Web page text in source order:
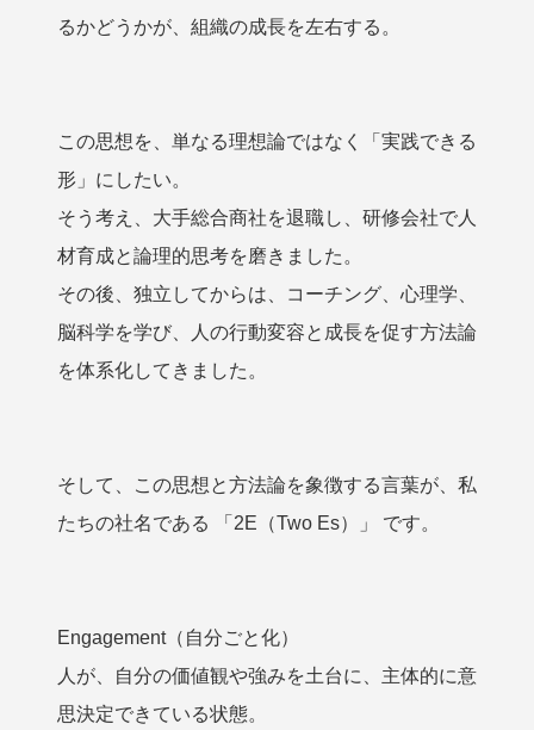
るかどうかが、組織の成長を左右する。
この思想を、単なる理想論ではなく「実践できる
形」にしたい。
そう考え、大手総合商社を退職し、研修会社で人
材育成と論理的思考を磨きました。
その後、独立してからは、コーチング、心理学、
脳科学を学び、人の行動変容と成長を促す方法論
を体系化してきました。
そして、この思想と方法論を象徴する言葉が、私
たちの社名である 「2E（Two Es）」 です。
Engagement（自分ごと化）
人が、自分の価値観や強みを土台に、主体的に意
思決定できている状態。